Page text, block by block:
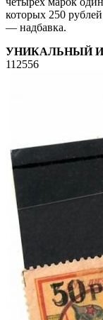
которых 250
— надбавка.
УНИКАЛЬНЫЙ
112556